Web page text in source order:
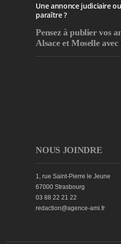
Une annonce judiciaire
paraître ?
Pensez à publiervos
Alsace et Moselle
NOUS JOINDRE
1, rue Saint-Pierre le Jeune
67000 Strasbourg
03 88 22 21 22
redaction@agence-ami.fr